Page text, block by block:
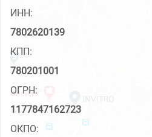
ИНН:
7802620139
КПП:
780201001
ОГРН:
1177847162723
ОКПО: